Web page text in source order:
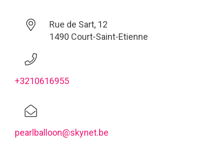
Rue de Sart, 12
1490 Court-Saint-Etienne
+3210616955
pearlballoon@skynet.be